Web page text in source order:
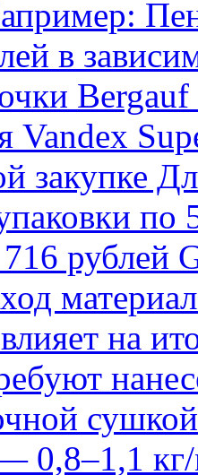
в
Vandex
закупке
по
рублей
на
0,8–1,1 кг/